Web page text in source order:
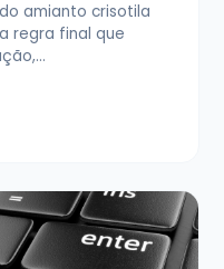
do amianto crisotila
regra final que